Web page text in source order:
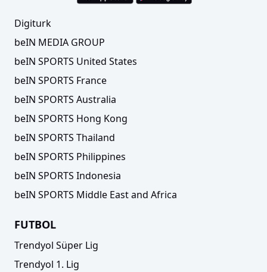
Digiturk
beIN MEDIA GROUP
beIN SPORTS United States
beIN SPORTS France
beIN SPORTS Australia
beIN SPORTS Hong Kong
beIN SPORTS Thailand
beIN SPORTS Philippines
beIN SPORTS Indonesia
beIN SPORTS Middle East and Africa
FUTBOL
Trendyol Süper Lig
Trendyol 1. Lig